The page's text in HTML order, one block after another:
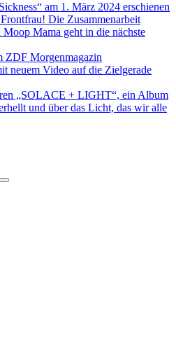
am 1. März 2024 erschienen
Die Zusammenarbeit
Mama geht in die nächste
Morgenmagazin
neuem Video auf die Zielgerade
„SOLACE + LIGHT“, ein Album
und über das Licht, das wir alle